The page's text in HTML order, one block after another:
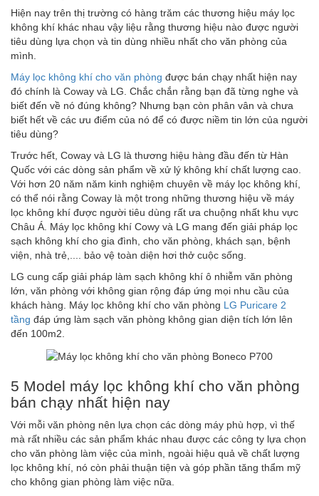
Hiện nay trên thị trường có hàng trăm các thương hiệu máy lọc
không khí khác nhau vậy liệu rằng thương hiệu nào được người
tiêu dùng lựa chọn và tin dùng nhiều nhất cho văn phòng của
mình.
Máy lọc không khí cho văn phòng được bán chạy nhất hiện nay
đó chính là Coway và LG. Chắc chắn rằng bạn đã từng nghe và
biết đến về nó đúng không? Nhưng bạn còn phân vân và chưa
biết hết về các ưu điểm của nó để có được niềm tin lớn của người
tiêu dùng?
Trước hết, Coway và LG là thương hiệu hàng đầu đến từ Hàn
Quốc với các dòng sản phẩm về xử lý không khí chất lượng cao.
Với hơn 20 năm năm kinh nghiệm chuyên về máy lọc không khí,
có thể nói rằng Coway là một trong những thương hiệu về máy
lọc không khí được người tiêu dùng rất ưa chuộng nhất khu vực
Châu Á. Máy lọc không khí Cowy và LG mang đến giải pháp lọc
sạch không khí cho gia đình, cho văn phòng, khách sạn, bệnh
viện, nhà trẻ,.... bảo vệ toàn diện hơi thở cuộc sống.
LG cung cấp giải pháp làm sạch không khí ô nhiễm văn phòng
lớn, văn phòng với không gian rộng đáp ứng mọi nhu cầu của
khách hàng. Máy lọc không khí cho văn phòng LG Puricare 2
tầng đáp ứng làm sạch văn phòng không gian diện tích lớn lên
đến 100m2.
5 Model máy lọc không khí cho văn phòng
bán chạy nhất hiện nay
Với mỗi văn phòng nên lựa chọn các dòng máy phù hợp, vì thế
mà rất nhiều các sản phẩm khác nhau được các công ty lựa chọn
cho văn phòng làm việc của mình, ngoài hiệu quả về chất lượng
lọc không khí, nó còn phải thuận tiện và góp phần tăng thẩm mỹ
cho không gian phòng làm việc nữa.